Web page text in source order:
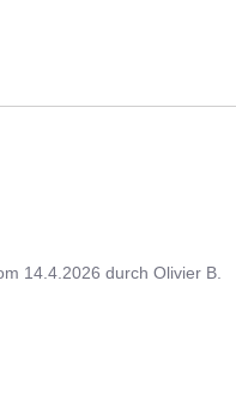
14.4.2026 durchOlivier B.